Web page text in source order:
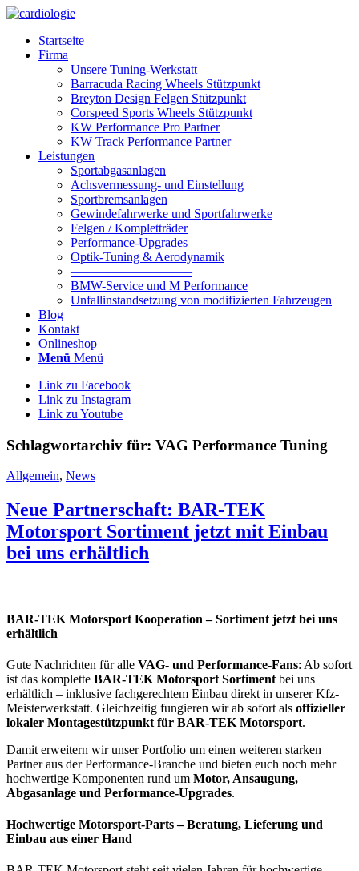
Startseite
Firma
Unsere Tuning-Werkstatt
Barracuda Racing Wheels Stützpunkt
Breyton Design Felgen Stützpunkt
Corspeed Sports Wheels Stützpunkt
KW Performance Pro Partner
KW Track Performance Partner
Leistungen
Sportabgasanlagen
Achsvermessung- und Einstellung
Sportbremsanlagen
Gewindefahrwerke und Sportfahrwerke
Felgen / Kompletträder
Performance-Upgrades
Optik-Tuning & Aerodynamik
—————————–
BMW-Service und M Performance
Unfallinstandsetzung von modifizierten Fahrzeugen
Blog
Kontakt
Onlineshop
Menü Menü
Link zu Facebook
Link zu Instagram
Link zu Youtube
Schlagwortarchiv für: VAG Performance Tuning
Allgemein, News
Neue Partnerschaft: BAR-TEK
Motorsport Sortiment jetzt mit Einbau
bei uns erhältlich
BAR-TEK Motorsport Kooperation – Sortiment jetzt bei uns
erhältlich
Gute Nachrichten für alle VAG- und Performance-Fans: Ab sofort
ist das komplette BAR-TEK Motorsport Sortiment bei uns
erhältlich – inklusive fachgerechtem Einbau direkt in unserer Kfz-
Meisterwerkstatt. Gleichzeitig fungieren wir ab sofort als offizieller
lokaler Montagestützpunkt für BAR-TEK Motorsport.
Damit erweitern wir unser Portfolio um einen weiteren starken
Partner aus der Performance-Branche und bieten euch noch mehr
hochwertige Komponenten rund um Motor, Ansaugung,
Abgasanlage und Performance-Upgrades.
Hochwertige Motorsport-Parts – Beratung, Lieferung und
Einbau aus einer Hand